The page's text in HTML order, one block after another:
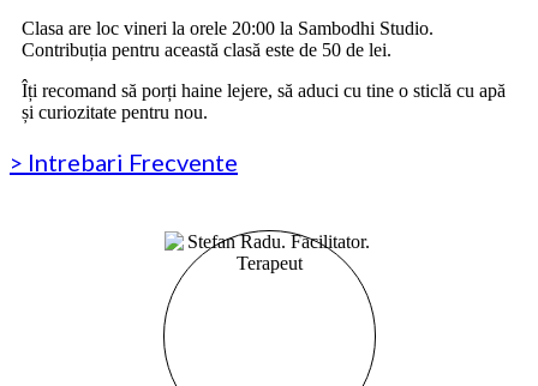
Clasa are loc vineri la orele 20:00 la Sambodhi Studio.
Contribuția pentru această clasă este de 50 de lei.
Îți recomand să porți haine lejere, să aduci cu tine o sticlă cu apă
și curiozitate pentru nou.
> Intrebari Frecvente